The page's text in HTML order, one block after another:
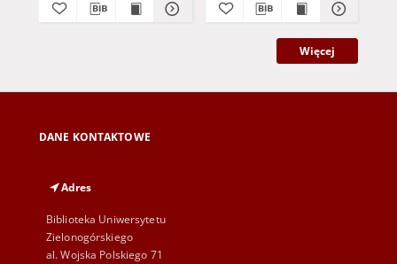
Więcej
DANE KONTAKTOWE
Adres
Biblioteka Uniwersytetu
Zielonogórskiego
al. Wojska Polskiego 71